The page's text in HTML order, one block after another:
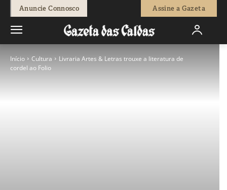
Anuncie Connosco Assine a Gazeta
Início Cultura
Livraria Artes & Letras trouxe a literatura de
cordel ao Folio